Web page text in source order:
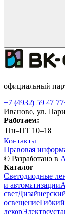
официальный
+7 (4932) 59 47 77
Иваново, ул.
Работаем:
Пн–ПТ 10–18
Контакты
Правовая
© Разработано в
Каталог
Светодиодные
и автоматизации
свет
освещение
декор